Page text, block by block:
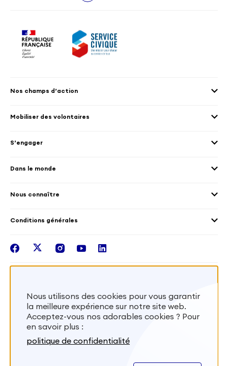
Nos champs d’action
Culture et patrimoine
Mobilités croisées
Santé
Mobiliser des volontaires
Accueillir des volontaires
S’engager
Les différents dispositifs de volontariat
Dans le monde
Nous connaître
Les missions de France Volontaires
Intégrer nos équipes
Conditions générales
facebook
twitterinstagram
youtubelinkedin
S'inscrire
Besoin d’aide? Visitez notre foire aux
Nous utilisons des cookies pour vous garantir
la meilleure expérience sur notre site web.
Acceptez-vous nos adorables cookies ? Pour
en savoir plus :
politique de confidentialité